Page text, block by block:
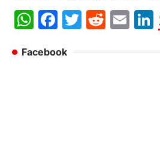
WhatsApp
Facebook
Twitter
Facebook